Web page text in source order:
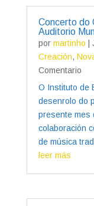
Concerto do
Auditorio
por martinho
Creación,
Comentario
O Instituto de
desenrolo do
presente mes
colaboración
de música
leer más